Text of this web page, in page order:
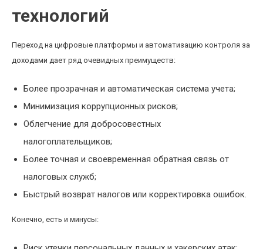
технологий
Переход на цифровые платформы и автоматизацию контроля за
доходами дает ряд очевидных преимуществ:
Более прозрачная и автоматическая система учета;
Минимизация коррупционных рисков;
Облегчение для добросовестных
налогоплательщиков;
Более точная и своевременная обратная связь от
налоговых служб;
Быстрый возврат налогов или корректировка ошибок.
Конечно, есть и минусы: